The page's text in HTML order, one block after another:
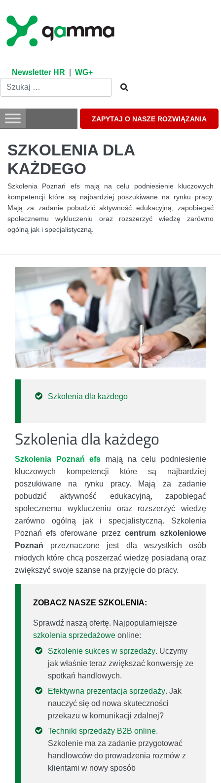
content
Newsletter HR WG+
ZAPYTAJ O NASZE ROZWIĄZANIA
SZKOLENIA DLA
KAŻDEGO
Szkolenia Poznań efs mają na celu podniesienie kluczowych
kompetencji które są najbardziej poszukiwane na rynku pracy.
Mają za zadanie pobudzić aktywność edukacyjną, zapobiegać
społecznemu wykluczeniu oraz rozszerzyć wiedzę zarówno
ogólną jak i specjalistyczną.
Szkolenia dla każdego
Szkolenia dla każdego
Szkolenia Poznań efs mają na celu podniesienie
kluczowych kompetencji które są najbardziej
poszukiwane na rynku pracy. Mają za zadanie
pobudzić aktywność edukacyjną, zapobiegać
społecznemu wykluczeniu oraz rozszerzyć wiedzę
zarówno ogólną jak i specjalistyczną. Szkolenia
Poznań efs oferowane przez centrum szkoleniowe
Poznań przeznaczone jest dla wszystkich osób
młodych które chcą poszerzać wiedzę posiadaną oraz
zwiększyć swoje szanse na przyjęcie do pracy.
ZOBACZ NASZE SZKOLENIA:
Sprawdź naszą ofertę. Najpopularniejsze
szkolenia sprzedażowe online:
Szkolenie sukces w sprzedaży. Uczymy
jak właśnie teraz zwiększać konwersję ze
spotkań handlowych.
Efektywna prezentacja sprzedaży. Jak
nauczyć się od nowa skuteczności
przekazu w komunikacji zdalnej?
Techniki sprzedaży B2B online.
Szkolenie ma za zadanie przygotować
handlowców do prowadzenia rozmów z
klientami w nowy sposób